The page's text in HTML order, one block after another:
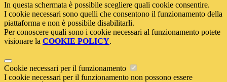
In questa schermata è possibile scegliere quali cookie consentire.
I cookie necessari sono quelli che consentono il funzionamento della
piattaforma e non è possibile disabilitarli.
Per conoscere quali sono i cookie necessari al funzionamento potete
visionare la COOKIE POLICY.
Cookie necessari per il funzionamento
I cookie necessari per il funzionamento non possono essere